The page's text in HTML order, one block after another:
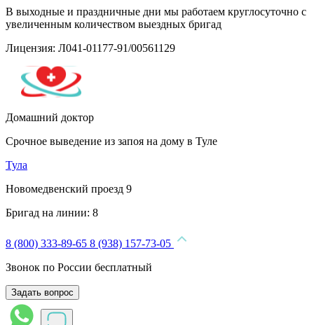
В выходные и праздничные дни мы работаем круглосуточно с
увеличенным количеством выездных бригад
Лицензия: Л041-01177-91/00561129
Домашний доктор
Срочное выведение из запоя на дому в Туле
Тула
Новомедвенский проезд 9
Бригад на линии: 8
8 (800) 333-89-65 8 (938) 157-73-05
Звонок по России бесплатный
Задать вопрос